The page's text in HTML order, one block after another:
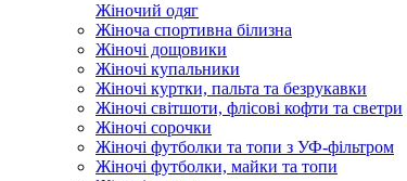
Жіночий одяг
Жіноча спортивна білизна
Жіночі дощовики
Жіночі купальники
Жіночі куртки, пальта та безрукавки
Жіночі світшоти, флісові кофти та светри
Жіночі сорочки
Жіночі футболки та топи з УФ-фільтром
Жіночі футболки, майки та топи